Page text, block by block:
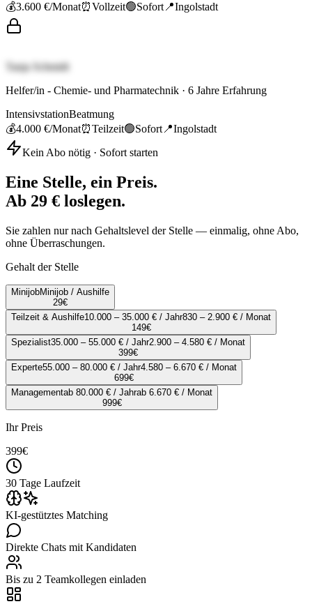
💰3.600 €/Monat⏰Vollzeit🟢Sofort 📍Ingolstadt
Tanja Schmidt
Helfer/in - Chemie- und Pharmatechnik · 6 Jahre Erfahrung
IntensivstationBeatmung
💰4.000 €/Monat⏰Teilzeit🟢Sofort 📍Ingolstadt
Kein Abo nötig · Sofort starten
Eine Stelle, ein Preis.
Ab 29 € loslegen.
Sie zahlen nur nach Gehaltslevel der Stelle — einmalig, ohne Abo,
ohne Überraschungen.
Gehalt der Stelle
MinijobMinijob / Aushilfe
29€
Teilzeit & Aushilfe10.000 – 35.000 € / Jahr830 – 2.900 € / Monat
149€
Spezialist35.000 – 55.000 € / Jahr2.900 – 4.580 € / Monat
399€
Experte55.000 – 80.000 € / Jahr4.580 – 6.670 € / Monat
699€
Managementab 80.000 € / Jahrab 6.670 € / Monat
999€
Ihr Preis
399€
30 Tage Laufzeit
KI-gestütztes Matching
Direkte Chats mit Kandidaten
Bis zu 2 Teamkollegen einladen